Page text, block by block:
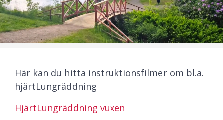
Här kan du hitta instruktionsfilmer om bl.a.
hjärtLungräddning
HjärtLungräddning vuxen